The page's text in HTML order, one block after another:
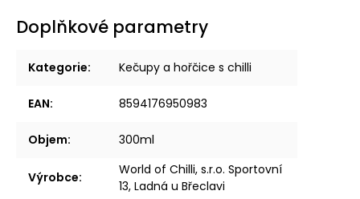
Doplňkové parametry
Kategorie: Kečupy a hořčice s chilli
EAN: 8594176950983
Objem: 300ml
Výrobce:
World of Chilli, s.r.o. Sportovní
13, Ladná u Břeclavi